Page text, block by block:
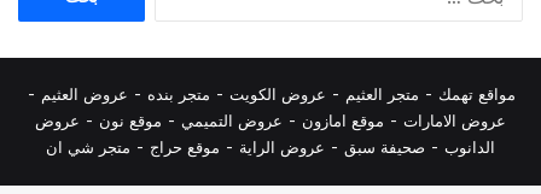
مواقع تهمك - متجر العثيم - عروض الكويت - متجر بنده - عروض العثيم -
عروض الامارات - موقع امازون - عروض التميمي - موقع نون - عروض
الدانوب - صحيفة سبق - عروض الراية - موقع حراج - متجر شي ان